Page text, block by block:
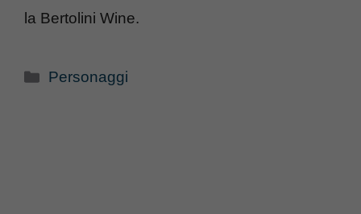
la Bertolini Wine.
Categorie
Personaggi